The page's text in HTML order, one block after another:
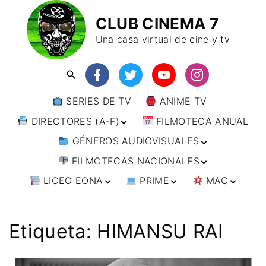
CLUB CINEMA 7
Una casa virtual de cine y tv
SERIES DE TV
ANIME TV
DIRECTORES (A-F)
DIRECTORES (F-L)
DIRECTORES (L-
W)
FILMOTECA ANUAL
GÉNEROS AUDIOVISUALES
ANIMACIÓN
ARTES MARCIALES
CINE DOCUMENTAL
ESPIONAJE
FILMOTECAS NACIONALES
AFRICA
BRASIL
CHILE
ESTADOS UNIDOS
INDIA
JAPÓN
RUSIA
EUROPA
ALEMANIA
AUSTRIA
OCEANIA AUSTRALIA
LICEO EONA
TALLERES
ONLINE
PRIME
IMPRESCINDIBLES
MAC
ANIME
🗨 CÓMICS
Etiqueta: HIMANSU RAI